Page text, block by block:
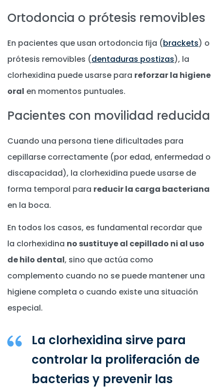
Ortodoncia o prótesis removibles
En pacientes que usan ortodoncia fija (brackets) o
prótesis removibles (dentaduras postizas), la
clorhexidina puede usarse para reforzar la higiene
oral en momentos puntuales.
Pacientes con movilidad reducida
Cuando una persona tiene dificultades para
cepillarse correctamente (por edad, enfermedad o
discapacidad), la clorhexidina puede usarse de
forma temporal para reducir la carga bacteriana
en la boca.
En todos los casos, es fundamental recordar que
la clorhexidina no sustituye al cepillado ni al uso
de hilo dental, sino que actúa como
complemento cuando no se puede mantener una
higiene completa o cuando existe una situación
especial.
La clorhexidina sirve para
controlar la proliferación de
bacterias y prevenir las